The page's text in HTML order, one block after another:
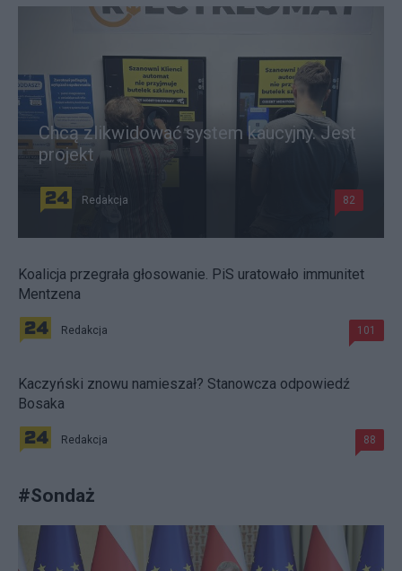
Chcą zlikwidować system kaucyjny. Jest
projekt
Redakcja 82
Koalicja przegrała głosowanie. PiS uratowało immunitet
Mentzena
Redakcja 101
Kaczyński znowu namieszał? Stanowcza odpowiedź
Bosaka
Redakcja 88
#Sondaż